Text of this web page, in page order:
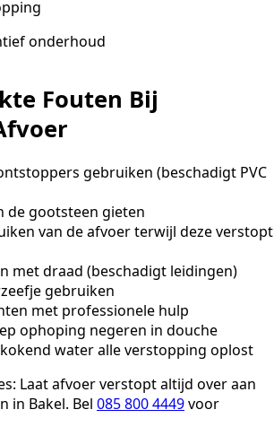
onderhoud
Fouten Bij
gebruiken (beschadigt PVC
de gootsteen gieten
van de afvoer terwijl deze verstopt
met draad (beschadigt leidingen)
gebruiken
met professionele hulp
ophoping negeren in douche
water alle verstopping oplost
Laat afvoer verstopt altijd over aan
in Bakel. Bel 085 800 4449voor